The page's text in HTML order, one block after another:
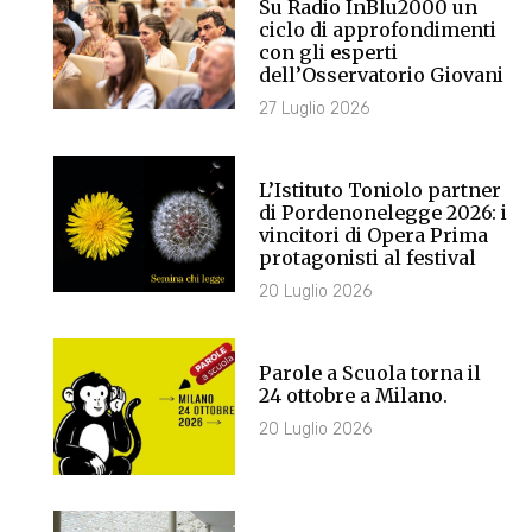
Su Radio InBlu2000 un
ciclo di approfondimenti
con gli esperti
dell’Osservatorio Giovani
27 Luglio 2026
L’Istituto Toniolo partner
di Pordenonelegge 2026: i
vincitori di Opera Prima
protagonisti al festival
20 Luglio 2026
Parole a Scuola torna il
24 ottobre a Milano.
20 Luglio 2026